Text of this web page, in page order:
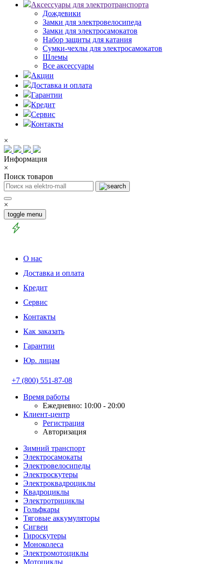
Аксессуары для электротранспорта
Дождевики
Замки для электровелосипеда
Замки для электросамокатов
Набор защиты для катания
Сумки-чехлы для электросамокатов
Шлемы
Все аксессуары
Акции
Доставка и оплата
Гарантии
Кредит
Сервис
Контакты
×
Информация
×
Поиск товаров
×
toggle menu
О нас
Доставка и оплата
Кредит
Сервис
Контакты
Как заказать
Гарантии
Юр. лицам
+7 (800) 551-87-08
Время работы
Ежедневно: 10:00 - 20:00
Клиент-центр
Регистрация
Авторизация
Зимний транспорт
Электросамокаты
Электровелосипеды
Электроскутеры
Электроквадроциклы
Квадроциклы
Электротрициклы
Гольфкары
Тяговые аккумуляторы
Сигвеи
Гироскутеры
Моноколеса
Электромотоциклы
Мотоциклы